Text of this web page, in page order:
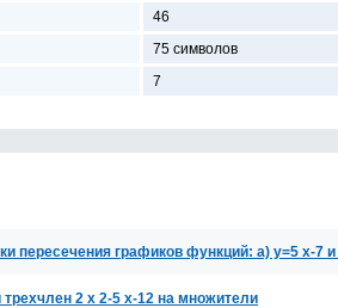
46
75 символов
7
пересечения графиков функций: а) у=5 х-7
2 х 2-5 х-12 на множители